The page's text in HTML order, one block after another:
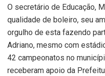
O secretário de Educação,
qualidade de boleiro, seu
orgulho de esta fazendo
Adriano, mesmo com
42 campeonatos no
receberam apoio da